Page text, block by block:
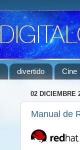
divertido Cine
02 DICIEMBRE
Manual de